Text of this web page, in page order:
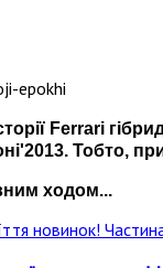
Ferrari
Тобто,
ходом...